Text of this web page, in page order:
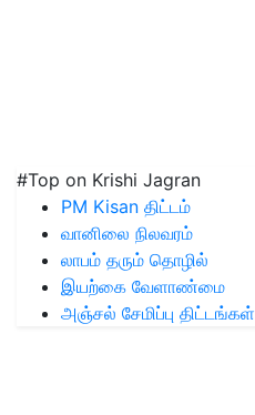
#Top on Krishi Jagran
PM Kisan திட்டம்
வானிலை நிலவரம்
லாபம் தரும் தொழில்
இயற்கை வேளாண்மை
அஞ்சல் சேமிப்பு திட்டங்கள்